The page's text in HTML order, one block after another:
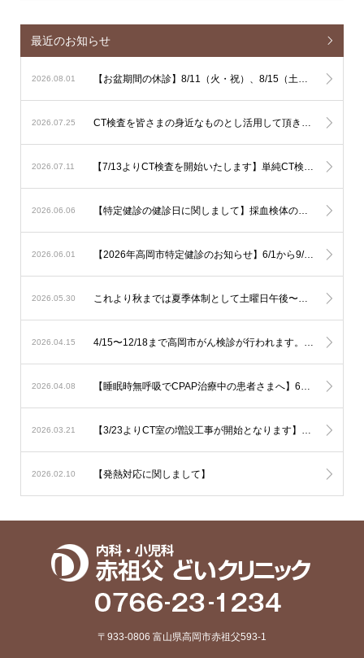
最近のお知らせ
2026.08.01
2026.07.25
2026.07.11
2026.06.06 【特定健診の健診日に関しまして】採血検体の集配と保存の関係で、健診は月曜日から土曜日午前（土曜日午後、日曜日を除く）でお願いいたします。
2026.06.01 【2026年高岡市特定健診のお知らせ】6/1から9/30の期間で行われます。予約は不要ですので受診券をご持参の上直接ご受診下さい。可能なようでしたら食事を抜いての健診をお勧め致します。
2026.05.30 これより秋までは夏季体制として土曜日午後〜日曜は少人数での運用となります。診察状況により診療の遅延を生じる可能性も考慮されますが対応人数は維持する必要がありますので発熱への検査は流行状況をもとに当日判断が必要なものに限定した対応とさせて頂きます。
2026.04.15
2026.04.08
2026.03.21
2026.02.10 【発熱対応に関しまして】
〒933-0806 富山県高岡市赤祖父593-1